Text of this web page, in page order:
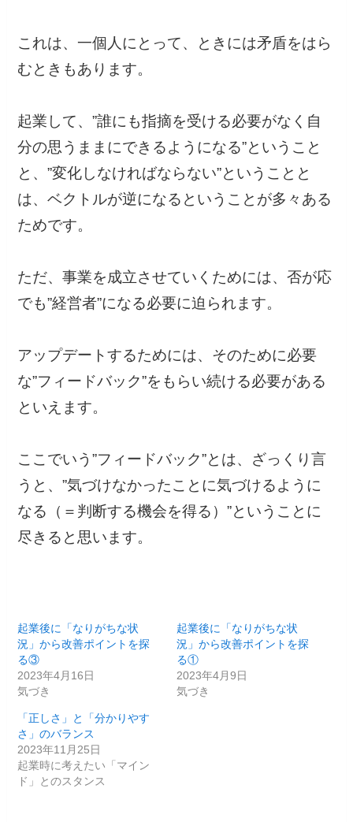
これは、一個人にとって、ときには矛盾をはら
むときもあります。
起業して、”誰にも指摘を受ける必要がなく自
分の思うままにできるようになる”ということ
と、”変化しなければならない”ということと
は、ベクトルが逆になるということが多々ある
ためです。
ただ、事業を成立させていくためには、否が応
でも”経営者”になる必要に迫られます。
アップデートするためには、そのために必要
な”フィードバック”をもらい続ける必要がある
といえます。
ここでいう”フィードバック”とは、ざっくり言
うと、”気づけなかったことに気づけるように
なる（＝判断する機会を得る）”ということに
尽きると思います。
起業後に「なりがちな状
況」から改善ポイントを探
る③
2023年4月16日
気づき
起業後に「なりがちな状
況」から改善ポイントを探
る①
2023年4月9日
気づき
「正しさ」と「分かりやす
さ」のバランス
2023年11月25日
起業時に考えたい「マイン
ド」とのスタンス